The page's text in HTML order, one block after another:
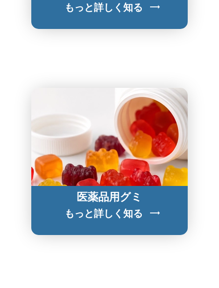
もっと詳しく知る
医薬品用グミ
もっと詳しく知る